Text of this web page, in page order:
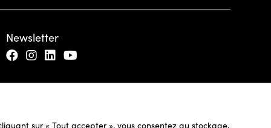
sur « Tout accepter », vous consentez au stockage,
Newsletter